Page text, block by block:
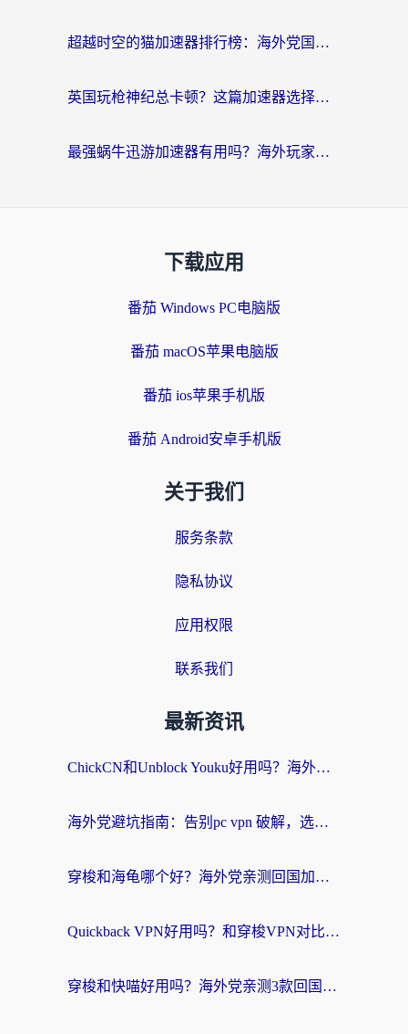
超越时空的猫加速器排行榜：海外党国服游戏不卡顿的终极选择指南
英国玩枪神纪总卡顿？这篇加速器选择指南帮你告别延迟（附实测推荐）
最强蜗牛迅游加速器有用吗？海外玩家国服游戏加速避坑指南（附德国玩忍者必须死3流星蝴蝶剑解决办法）
下载应用
番茄 Windows PC电脑版
番茄 macOS苹果电脑版
番茄 ios苹果手机版
番茄 Android安卓手机版
关于我们
服务条款
隐私协议
应用权限
联系我们
最新资讯
ChickCN和Unblock Youku好用吗？海外党亲测3款回国加速器，附iOS免费选择指南
海外党避坑指南：告别pc vpn 破解，选对回国加速器轻松访问国内资源
穿梭和海龟哪个好？海外党亲测回国加速器，附电脑免费VPN推荐
Quickback VPN好用吗？和穿梭VPN对比哪个回国效果更好？海外党必看的真实测评与选择指南
穿梭和快喵好用吗？海外党亲测3款回国加速器，附日本回国VPN避坑指南